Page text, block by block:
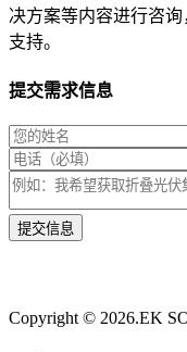
决方案等内容进行咨
支持。
提交需求信息
Copyright © 2026.EK